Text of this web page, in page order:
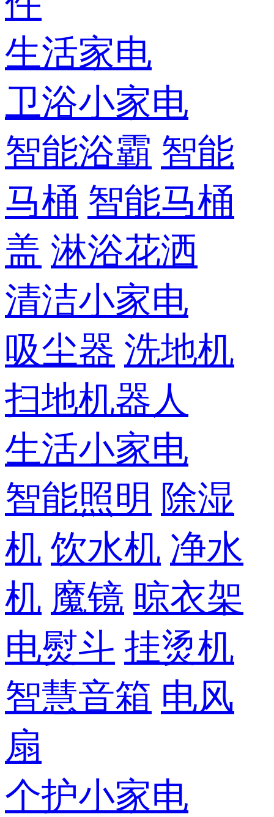
生活家电
卫浴小家电
智能浴霸 智能
马桶 智能马桶
盖 淋浴花洒
清洁小家电
吸尘器 洗地机
扫地机器人
生活小家电
智能照明 除湿
机 饮水机 净水
机 魔镜 晾衣架
电熨斗 挂烫机
智慧音箱 电风
扇
个护小家电